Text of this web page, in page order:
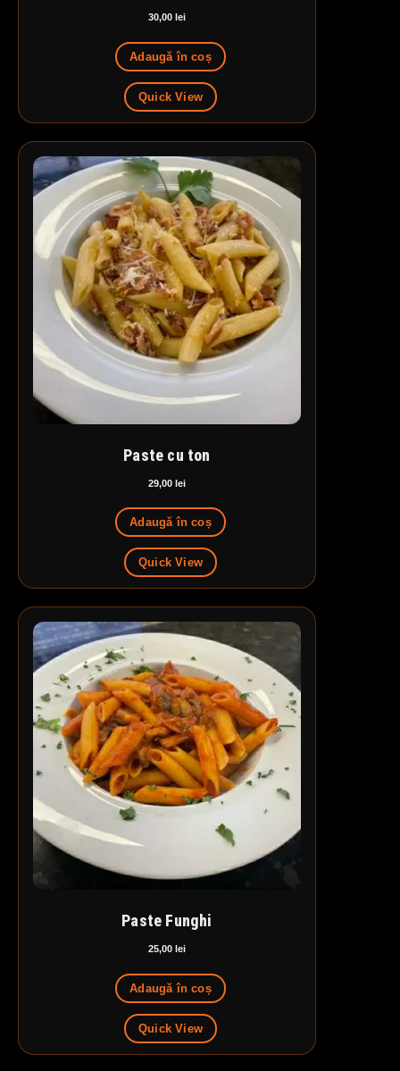
30,00 lei
Adaugă în coș
Quick View
Paste cu ton
29,00 lei
Adaugă în coș
Quick View
Paste Funghi
25,00 lei
Adaugă în coș
Quick View